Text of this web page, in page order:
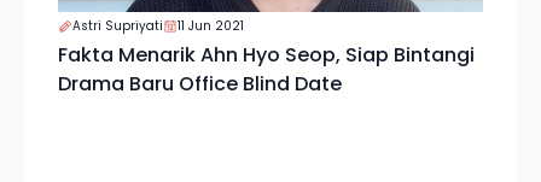
Astri Supriyati 11 Jun 2021
Fakta Menarik Ahn Hyo Seop, Siap Bintangi
Drama Baru Office Blind Date